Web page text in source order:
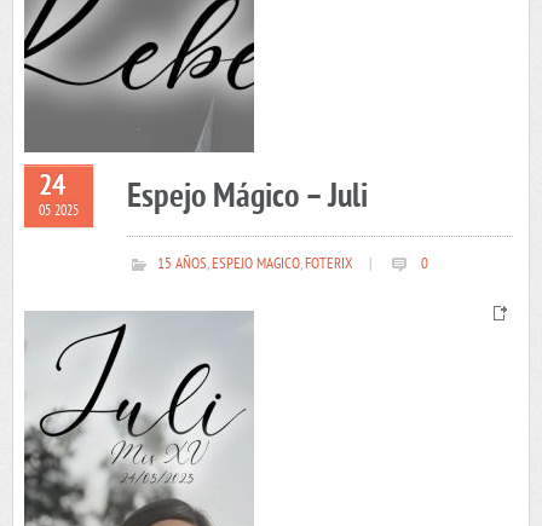
24
05 2025 Espejo Mágico – Juli
15 AÑOS,ESPEJO MAGICO,FOTERIX 0